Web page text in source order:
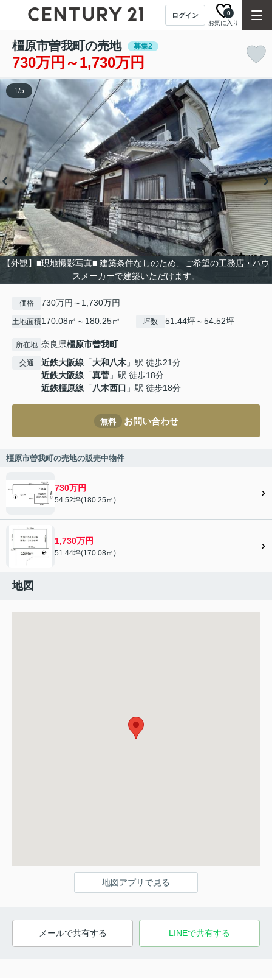
ログイン
お気に入り
0
橿原市曽我町の売地 募集2
730万円～1,730万円
【外観】■現地撮影写真■ 建築条件なしのため、ご希望の工務店・ハウ
スメーカーで建築いただけます。
1/5
価格 730万円～1,730万円
土地面積170.08㎡～180.25㎡ 坪数 51.44坪～54.52坪
所在地 奈良県橿原市曽我町
交通 近鉄大阪線 「大和八木 」駅 徒歩21分
近鉄大阪線 「真菅 」駅 徒歩18分
近鉄橿原線 「八木西口 」駅 徒歩18分
無料 お問い合わせ
橿原市曽我町の売地の販売中物件
730万円
54.52坪(180.25㎡)
1,730万円
51.44坪(170.08㎡)
地図
地図アプリで見る
メールで共有する LINEで共有する